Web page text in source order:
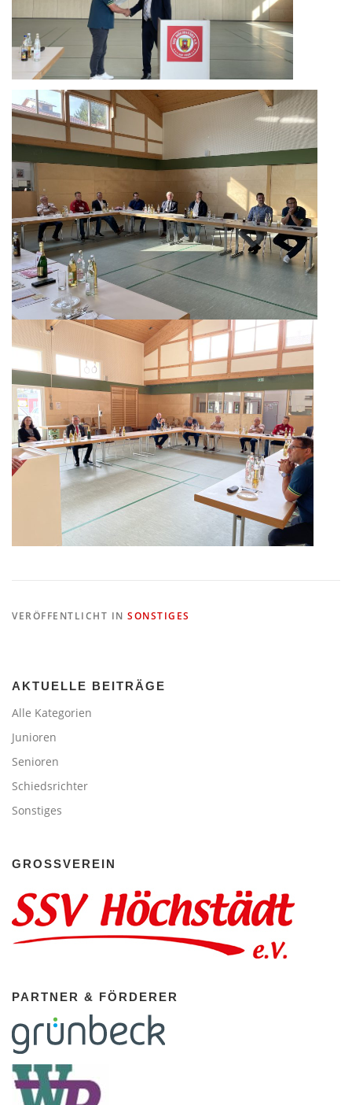
VERÖFFENTLICHT IN SONSTIGES
AKTUELLE BEITRÄGE
Alle Kategorien
Junioren
Senioren
Schiedsrichter
Sonstiges
GROSSVEREIN
PARTNER & FÖRDERER